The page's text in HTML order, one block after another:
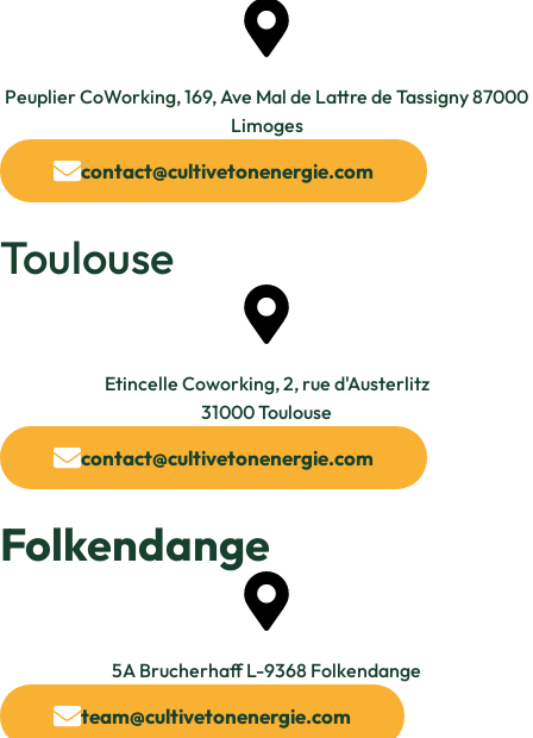
Peuplier CoWorking, 169, Ave Mal de Lattre de Tassigny 87000
Limoges
contact@cultivetonenergie.com
Toulouse
Etincelle Coworking, 2, rue d'Austerlitz
31000 Toulouse
contact@cultivetonenergie.com
Folkendange
5A Brucherhaff L-9368 Folkendange​
team@cultivetonenergie.com